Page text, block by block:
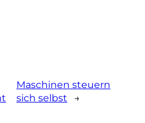
Maschinen steuern
sich selbst
→